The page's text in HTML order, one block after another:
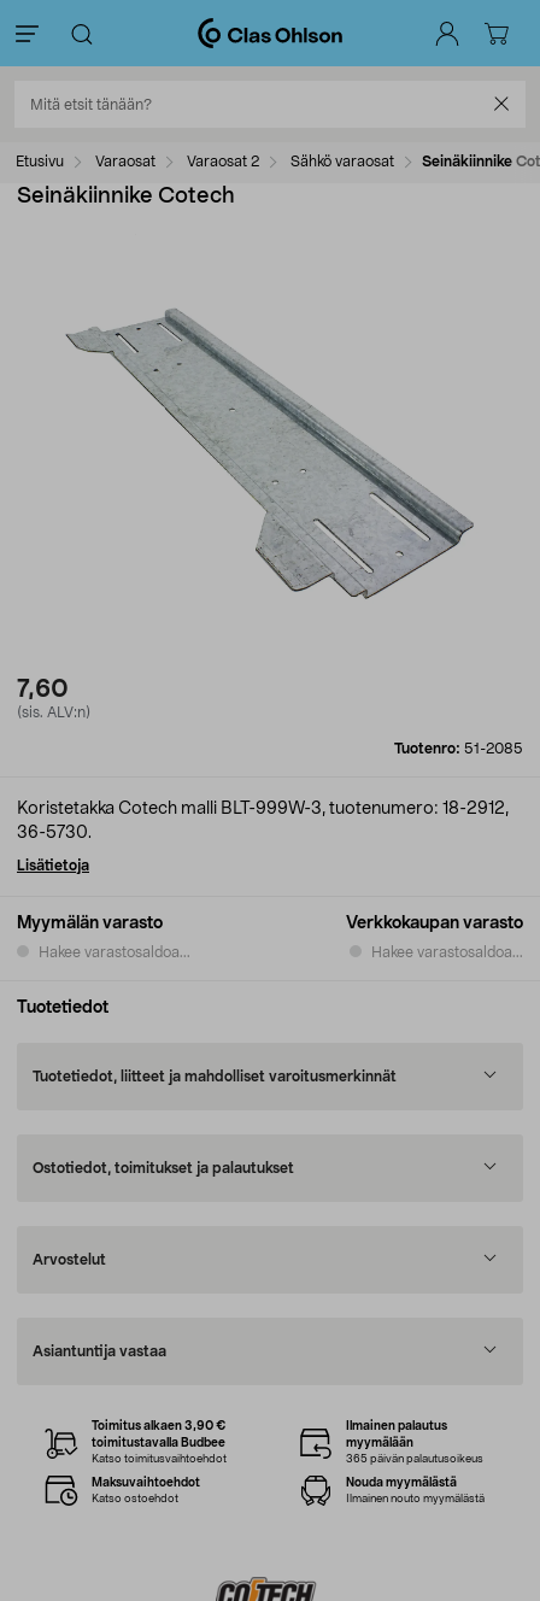
Etusivu Varaosat Varaosat 2 Sähkö varaosat Seinäkiinnike
Seinäkiinnike Cotech
7,60
(sis. ALV:n)
Tuotenro: 51-2085
Myymälän varasto
Hakee varastosaldoa...
Verkkokaupan varasto
Hakee varastosaldoa...
Koristetakka Cotech malli BLT-999W-3, tuotenumero: 18-2912,
36-5730.
Lisätietoja
Tuotetiedot
Tuotetiedot, liitteet ja mahdolliset varoitusmerkinnät
Ostotiedot, toimitukset ja palautukset
Arvostelut
Asiantuntija vastaa
Toimitus alkaen 3,90 €
toimitustavalla Budbee
Katso toimitusvaihtoehdot
Ilmainen palautus
myymälään
365 päivän palautusoikeus
Maksuvaihtoehdot
Katso ostoehdot
Nouda myymälästä
Ilmainen nouto myymälästä